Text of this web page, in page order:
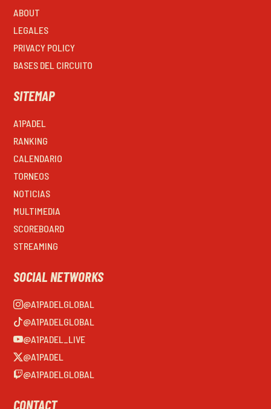
ABOUT
LEGALES
PRIVACY POLICY
BASES DEL CIRCUITO
SITEMAP
A1PADEL
RANKING
CALENDARIO
TORNEOS
NOTICIAS
MULTIMEDIA
SCOREBOARD
STREAMING
SOCIAL NETWORKS
@A1PADELGLOBAL
@A1PADELGLOBAL
@A1PADEL_LIVE
@A1PADEL
@A1PADELGLOBAL
CONTACT